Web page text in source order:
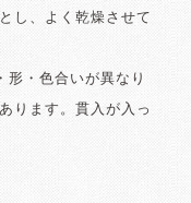
し、よく乾燥させて
形・色合いが異なり
ります。貫入が入っ